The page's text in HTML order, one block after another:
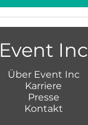
Event Inc
Über Event Inc
Karriere
Presse
Kontakt